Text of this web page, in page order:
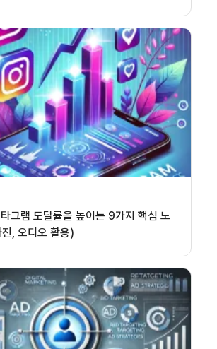
그램 도달률을 높이는 9가지 핵심 노
, 오디오 활용)